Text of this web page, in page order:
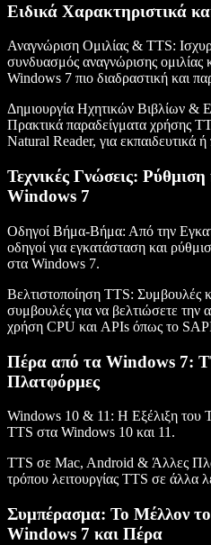
Ειδικά Χαρακτηριστικά
Αναγνώριση Ομιλίας & TTS:
συνδυασμός αναγνώρισης ομιλίας
Windows 7 πιο διαδραστική και
Δημιουργία Ηχητικών Βιβλίων &
Πρακτικά παραδείγματα χρήσης
Natural Reader, για εκπαιδευτικά
Τεχνικές Γνώσεις:
Windows 7
Οδηγοί Βήμα-Βήμα: Από την
οδηγοί για εγκατάσταση και
στα Windows 7.
Βελτιστοποίηση TTS: Συμβουλές
συμβουλές για να βελτιώσετε
χρήση CPU και APIs όπως το
Πέρα από τα Windows 7:
Πλατφόρμες
Windows 10 & 11: Η Εξέλιξη του
TTS στα Windows 10 και 11.
TTS σε Mac, Android & Άλλες
τρόπου λειτουργίας TTS σε άλλα
Συμπέρασμα: Το Μέλλον
Windows 7 και Πέρα